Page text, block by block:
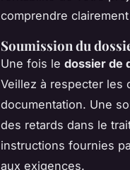
comprendre
Soumission du
Une fois le dossier de
Veillez à respecter les
documentation. Une
des retards dans le
instructions fournies
aux exigences.